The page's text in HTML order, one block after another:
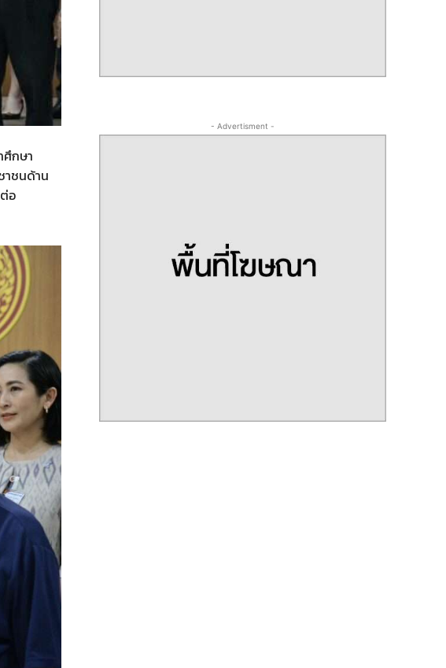
กษา
าชนด้าน
อ
- Advertisment -